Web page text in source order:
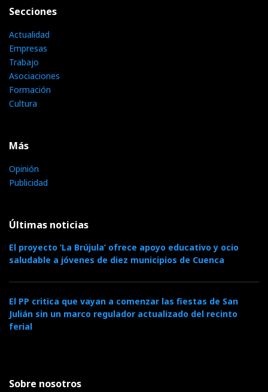
Secciones
Actualidad
Empresas
Trabajo
Asociaciones
Formación
Cultura
Más
Opinión
Publicidad
Últimas noticias
El proyecto ‘La Brújula’ ofrece apoyo educativo y ocio
saludable a jóvenes de diez municipios de Cuenca
El PP critica que vayan a comenzar las fiestas de San
Julián sin un marco regulador actualizado del recinto
ferial
Sobre nosotros